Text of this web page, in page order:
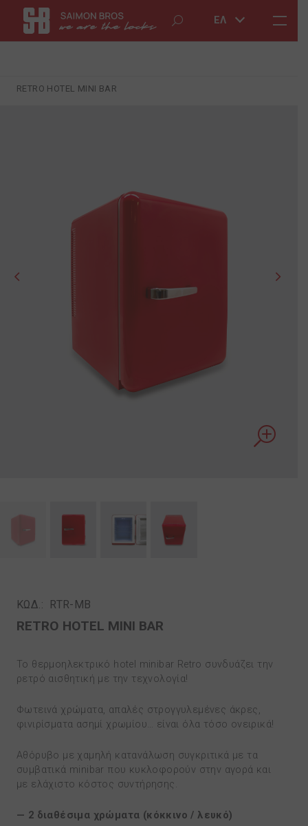
ΕΛ
RETRO HOTEL MINI BAR
ΚΩΔ.: RTR-MB
RETRO HOTEL MINI BAR
Το θερμοηλεκτρικό hotel minibar Retro συνδυάζει την
ρετρό αισθητική με την τεχνολογία!
Φωτεινά χρώματα, απαλές στρογγυλεμένες άκρες,
φινιρίσματα ασημί χρωμίου… είναι όλα τόσο ονειρικά!
Αθόρυβο με χαμηλή κατανάλωση συγκριτικά με τα
συμβατικά minibar που κυκλοφορούν στην αγορά και
με ελάχιστο κόστος συντήρησης.
— 2 διαθέσιμα χρώματα (κόκκινο / λευκό)